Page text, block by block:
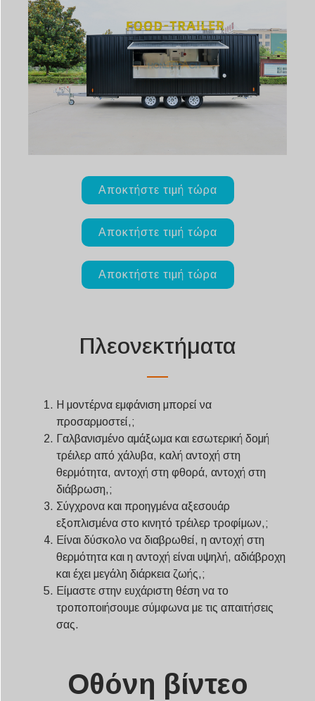
Αποκτήστε τιμή τώρα
Αποκτήστε τιμή τώρα
Αποκτήστε τιμή τώρα
Πλεονεκτήματα
Η μοντέρνα εμφάνιση μπορεί να
προσαρμοστεί,;
Γαλβανισμένο αμάξωμα και εσωτερική δομή
τρέιλερ από χάλυβα, καλή αντοχή στη
θερμότητα, αντοχή στη φθορά, αντοχή στη
διάβρωση,;
Σύγχρονα και προηγμένα αξεσουάρ
εξοπλισμένα στο κινητό τρέιλερ τροφίμων,;
Είναι δύσκολο να διαβρωθεί, η αντοχή στη
θερμότητα και η αντοχή είναι υψηλή, αδιάβροχη
και έχει μεγάλη διάρκεια ζωής,;
Είμαστε στην ευχάριστη θέση να το
τροποποιήσουμε σύμφωνα με τις απαιτήσεις
σας.
Οθόνη βίντεο